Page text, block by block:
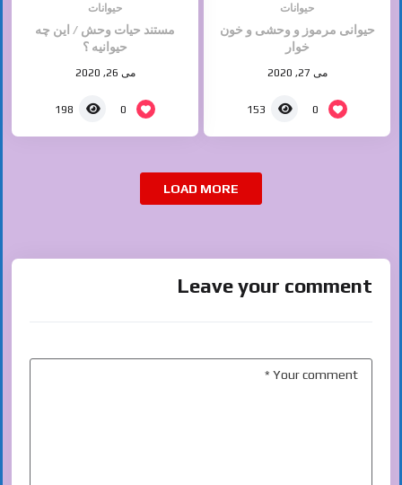
حیوانات
حیوانی مرموز و وحشی و خون
خوار
می 27, 2020
0
153
حیوانات
مستند حیات وحش / این چه
حیوانیه ؟
می 26, 2020
0
198
LOAD MORE
Leave your comment